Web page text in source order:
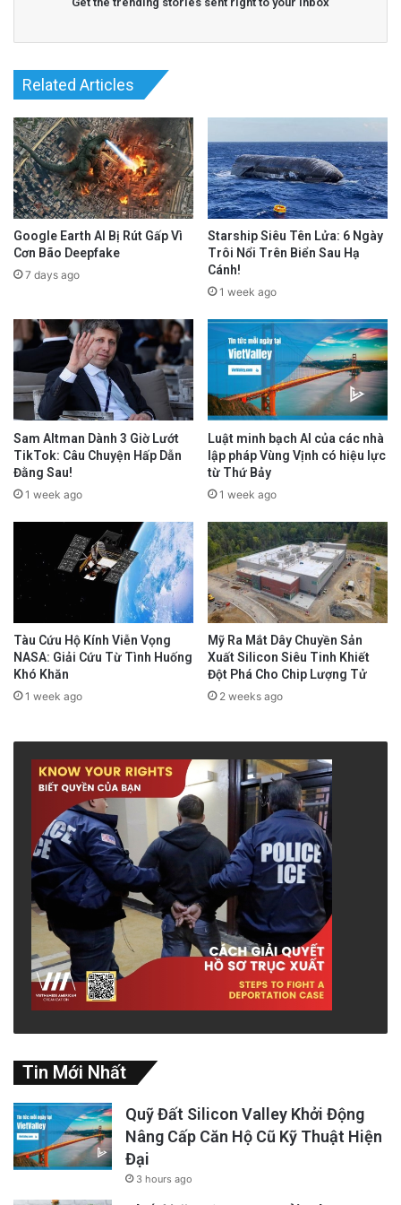
Related Articles
Google Earth AI Bị Rút Gấp Vì
Cơn Bão Deepfake
7 days ago
Starship Siêu Tên Lửa: 6 Ngày
Trôi Nổi Trên Biển Sau Hạ
Cánh!
1 week ago
Sam Altman Dành 3 Giờ Lướt
TikTok: Câu Chuyện Hấp Dẫn
Đằng Sau!
1 week ago
Luật minh bạch AI của các nhà
lập pháp Vùng Vịnh có hiệu lực
từ Thứ Bảy
1 week ago
Tàu Cứu Hộ Kính Viễn Vọng
NASA: Giải Cứu Từ Tình Huống
Khó Khăn
1 week ago
Mỹ Ra Mắt Dây Chuyền Sản
Xuất Silicon Siêu Tinh Khiết
Đột Phá Cho Chip Lượng Tử
2 weeks ago
Tin Mới Nhất
Quỹ Đất Silicon Valley Khởi Động
Nâng Cấp Căn Hộ Cũ Kỹ Thuật Hiện
Đại
3 hours ago